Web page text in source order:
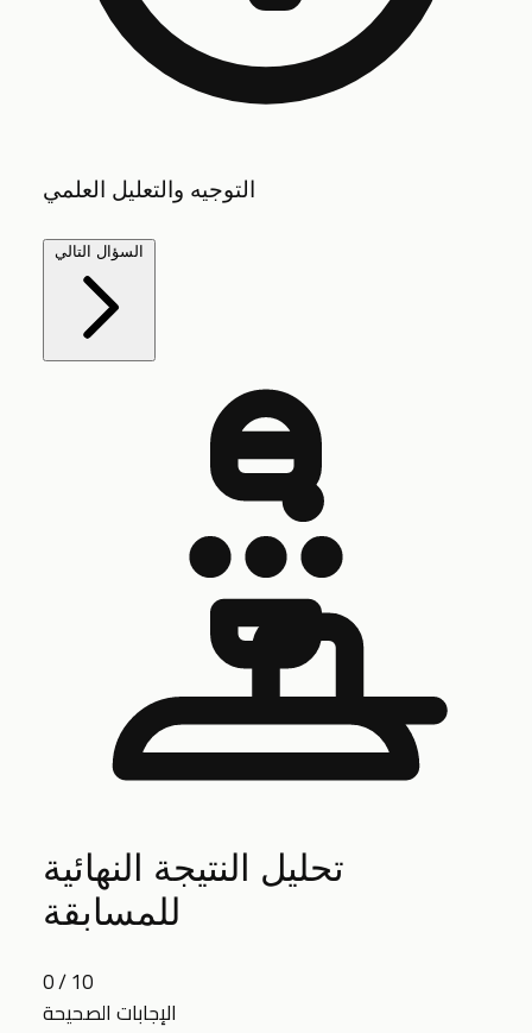
التوجيه والتعليل العلمي
السؤال التالي
تحليل النتيجة النهائية
للمسابقة
0 / 10
الإجابات الصحيحة